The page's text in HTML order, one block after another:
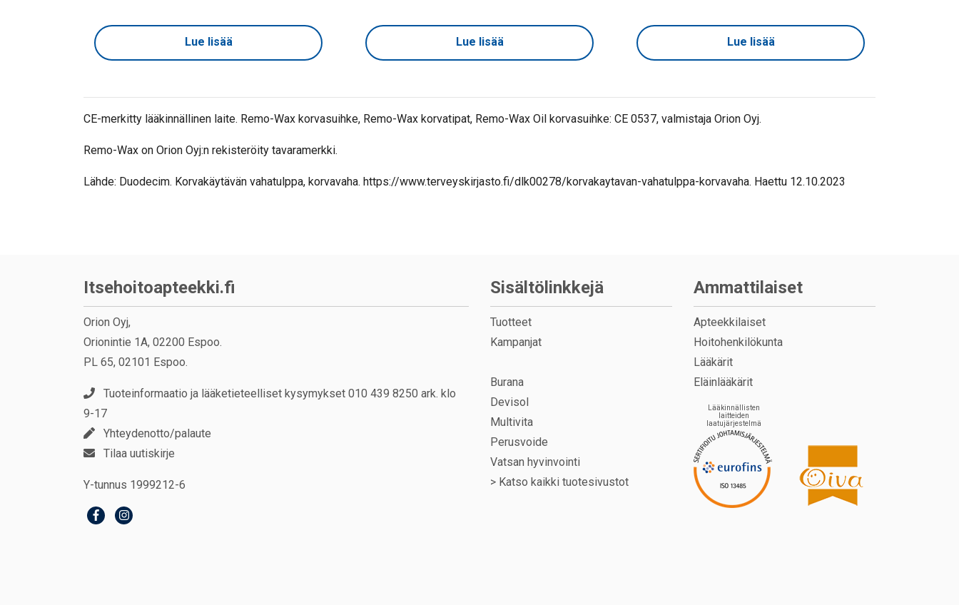
Lue lisää Lue lisää Lue lisää
CE-merkitty lääkinnällinen laite. Remo-Wax korvasuihke, Remo-Wax korvatipat, Remo-Wax Oil korvasuihke: CE 0537, valmistaja Orion Oyj.
Remo-Wax on Orion Oyj:n rekisteröity tavaramerkki.
Lähde: Duodecim. Korvakäytävän vahatulppa, korvavaha. https://www.terveyskirjasto.fi/dlk00278/korvakaytavan-vahatulppa-korvavaha. Haettu 12.10.2023
Itsehoitoapteekki.fi
Orion Oyj,
Orionintie 1A, 02200 Espoo.
PL 65, 02101 Espoo.
Tuoteinformaatio ja lääketieteelliset kysymykset 010 439 8250 ark. klo
9-17
Yhteydenotto/palaute
Tilaa uutiskirje
Y-tunnus 1999212-6
Sisältölinkkejä
Tuotteet
Kampanjat
Burana
Devisol
Multivita
Perusvoide
Vatsan hyvinvointi
> Katso kaikki tuotesivustot
Ammattilaiset
Apteekkilaiset
Hoitohenkilökunta
Lääkärit
Eläinlääkärit
Lääkinnällisten
laitteiden
laatujärjestelmä